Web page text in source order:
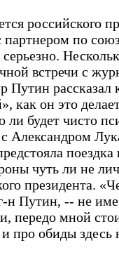
российского
партнером по
встречи с
Путин рассказал
как он это
ли будет чисто
с Александром
чуть ли не
президента.
н Путин, -- не
передо мной
про обиды здесь